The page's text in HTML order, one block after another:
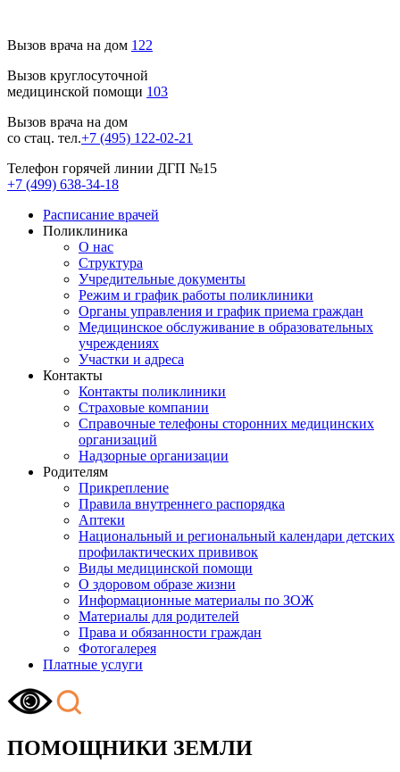
Вызов врача на дом 122
Вызов круглосуточной
медицинской помощи 103
Вызов врача на дом
со стац. тел.+7 (495) 122-02-21
Телефон горячей линии ДГП №15
+7 (499) 638-34-18
Расписание врачей
Поликлиника
О нас
Структура
Учредительные документы
Режим и график работы поликлиники
Органы управления и график приема граждан
Медицинское обслуживание в образовательных
учреждениях
Участки и адреса
Контакты
Контакты поликлиники
Страховые компании
Справочные телефоны сторонних медицинских
организаций
Надзорные организации
Родителям
Прикрепление
Правила внутреннего распорядка
Аптеки
Национальный и региональный календари детских
профилактических прививок
Виды медицинской помощи
О здоровом образе жизни
Информационные материалы по ЗОЖ
Материалы для родителей
Права и обязанности граждан
Фотогалерея
Платные услуги
ПОМОЩНИКИ ЗЕМЛИ